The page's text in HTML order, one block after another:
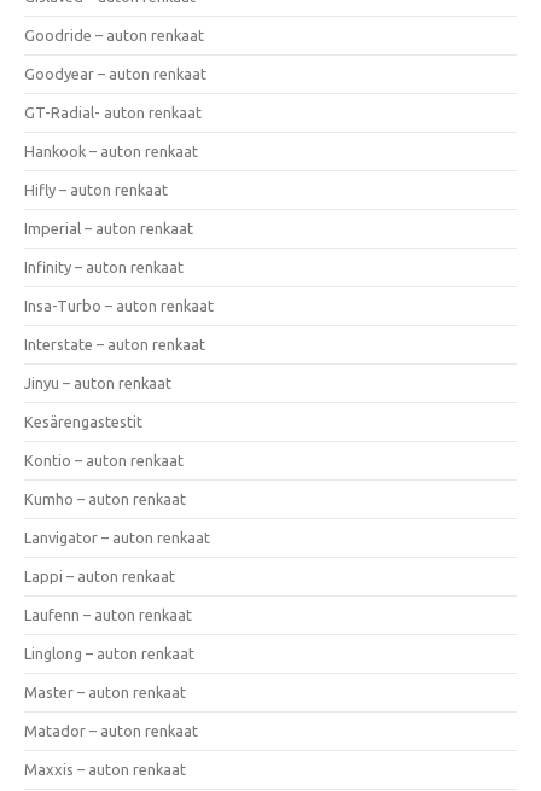
Goodride – auton renkaat
Goodyear – auton renkaat
GT-Radial- auton renkaat
Hankook – auton renkaat
Hifly – auton renkaat
Imperial – auton renkaat
Infinity – auton renkaat
Insa-Turbo – auton renkaat
Interstate – auton renkaat
Jinyu – auton renkaat
Kesärengastestit
Kontio – auton renkaat
Kumho – auton renkaat
Lanvigator – auton renkaat
Lappi – auton renkaat
Laufenn – auton renkaat
Linglong – auton renkaat
Master – auton renkaat
Matador – auton renkaat
Maxxis – auton renkaat